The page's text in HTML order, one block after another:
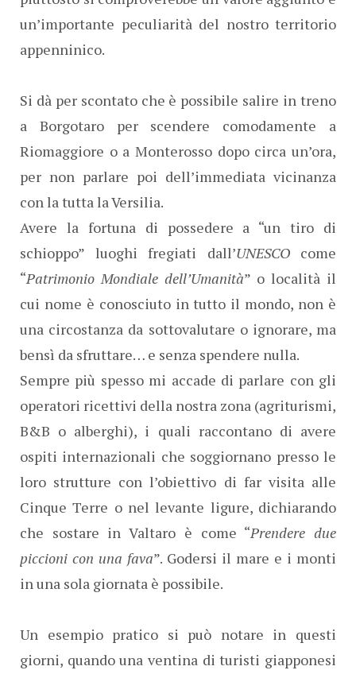
un’importante peculiarità del nostro territorio
appenninico.
Si dà per scontato che è possibile salire in treno
a Borgotaro per scendere comodamente a
Riomaggiore o a Monterosso dopo circa un’ora,
per non parlare poi dell’immediata vicinanza
con la tutta la Versilia.
Avere la fortuna di possedere a “un tiro di
schioppo” luoghi fregiati dall’UNESCOcome
“Patrimonio Mondiale dell’Umanità” o località il
cui nome è conosciuto in tutto il mondo, non è
una circostanza da sottovalutare o ignorare, ma
bensì da sfruttare… e senza spendere nulla.
Sempre più spesso mi accade di parlare con gli
operatori ricettivi della nostra zona (agriturismi,
B&B o alberghi), i quali raccontano di avere
ospiti internazionali che soggiornano presso le
loro strutture con l’obiettivo di far visita alle
Cinque Terre o nel levante ligure, dichiarando
che sostare in Valtaro è come “Prendere due
piccioni con una fava”. Godersi il mare e i monti
in una sola giornata è possibile.
Un esempio pratico si può notare in questi
giorni, quando una ventina di turisti giapponesi